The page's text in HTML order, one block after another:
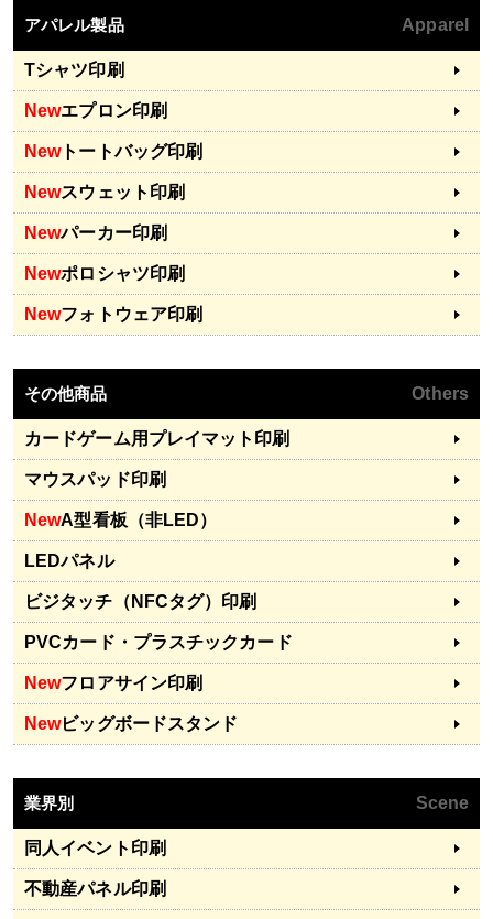
アパレル製品 Apparel
Tシャツ印刷
Newエプロン印刷
Newトートバッグ印刷
Newスウェット印刷
Newパーカー印刷
Newポロシャツ印刷
Newフォトウェア印刷
その他商品 Others
カードゲーム用プレイマット印刷
マウスパッド印刷
NewA型看板（非LED）
LEDパネル
ビジタッチ（NFCタグ）印刷
PVCカード・プラスチックカード
Newフロアサイン印刷
Newビッグボードスタンド
業界別 Scene
同人イベント印刷
不動産パネル印刷